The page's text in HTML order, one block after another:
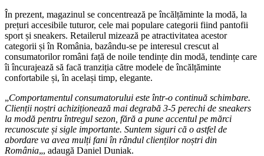
În prezent, magazinul se concentrează pe încălțăminte la modă, la
prețuri accesibile tuturor, cele mai populare categorii fiind pantofii
sport și sneakers. Retailerul mizează pe atractivitatea acestor
categorii și în România, bazându-se pe interesul crescut al
consumatorilor români față de noile tendințe din modă, tendințe care
îi încurajează să facă tranziția către modele de încălțăminte
confortabile și, în același timp, elegante.
„Comportamentul consumatorului este într-o continuă schimbare.
Clienții noștri achiziționează mai degrabă 3-5 perechi de sneakers
la modă pentru întregul sezon, fără a pune accentul pe mărci
recunoscute și sigle importante. Suntem siguri că o astfel de
abordare va avea mulți fani în rândul clienților noștri din
România„, adaugă Daniel Duniak.